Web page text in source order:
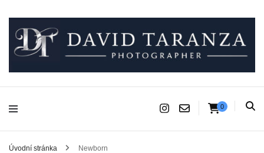
David Taranza
Fotograf pro chvíle, na kterých záleží.
0
Úvodní stránka Newborn